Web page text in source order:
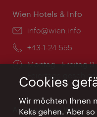
Wien Hotels & Info
Email:
info@wien.info
Telefon:
+43-1-24 555
Öffnungszeiten:
Montag - Freitag 9
Feiertags
AI Concierge Wien
Cookies
Wir möchten Ihnen
Keks gehen. Aber